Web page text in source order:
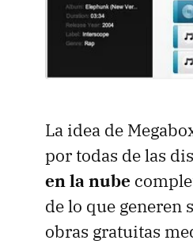
La idea de
por todas de las
en la nube
de lo que generen
obras gratuitas